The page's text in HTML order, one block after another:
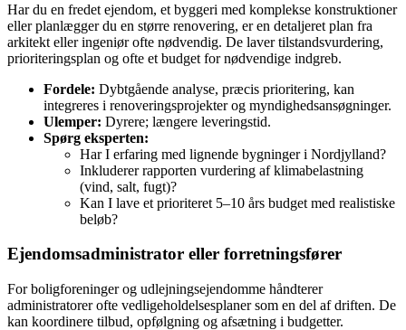
Har du en fredet ejendom, et byggeri med komplekse konstruktioner
eller planlægger du en større renovering, er en detaljeret plan fra
arkitekt eller ingeniør ofte nødvendig. De laver tilstandsvurdering,
prioriteringsplan og ofte et budget for nødvendige indgreb.
Fordele: Dybtgående analyse, præcis prioritering, kan
integreres i renoveringsprojekter og myndighedsansøgninger.
Ulemper: Dyrere; længere leveringstid.
Spørg eksperten:
Har I erfaring med lignende bygninger i Nordjylland?
Inkluderer rapporten vurdering af klimabelastning
(vind, salt, fugt)?
Kan I lave et prioriteret 5–10 års budget med realistiske
beløb?
Ejendomsadministrator eller forretningsfører
For boligforeninger og udlejningsejendomme håndterer
administratorer ofte vedligeholdelsesplaner som en del af driften. De
kan koordinere tilbud, opfølgning og afsætning i budgetter.